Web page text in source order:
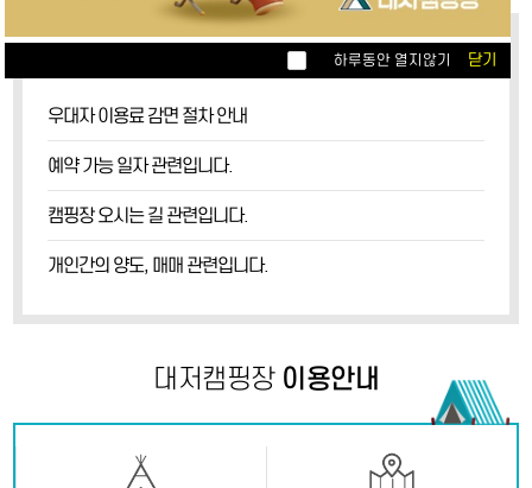
더보기
우대자 이용료 감면 절차 안내
예약 가능 일자 관련입니다.
캠핑장 오시는 길 관련입니다.
개인간의 양도, 매매 관련입니다.
대저캠핑장 이용안내
하루동안 열지않기 닫기